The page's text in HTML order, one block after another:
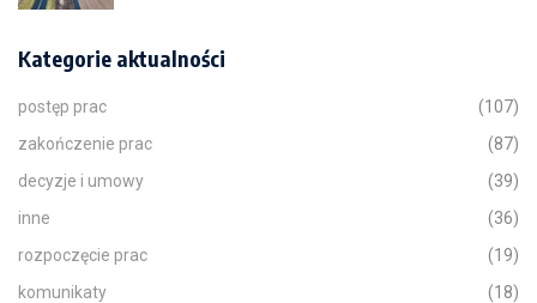
Kategorie aktualności
postęp prac
(107)
zakończenie prac
(87)
decyzje i umowy
(39)
inne
(36)
rozpoczęcie prac
(19)
komunikaty
(18)